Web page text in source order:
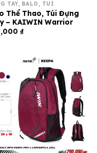
TAY, BALO, TÚI
Thể Thao, Túi Đựng
– KAIWIN Warrior
₫